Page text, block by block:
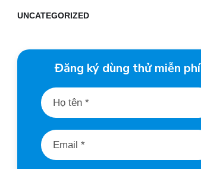
UNCATEGORIZED
Đăng ký dùng thử miễn phí